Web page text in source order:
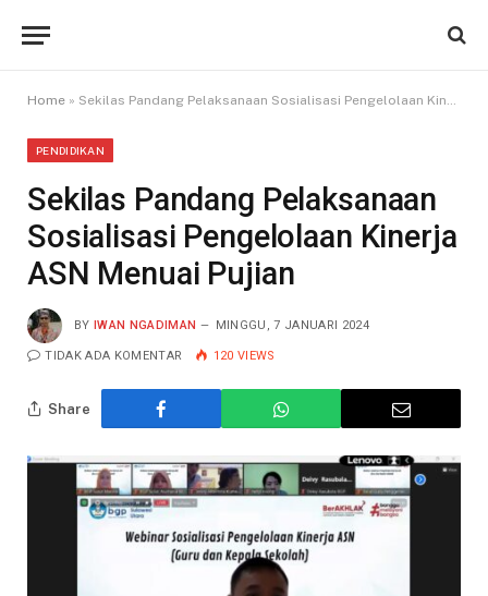
Home » Sekilas Pandang Pelaksanaan Sosialisasi Pengelolaan Kinerja ASN Menuai Pujian
PENDIDIKAN
Sekilas Pandang Pelaksanaan
Sosialisasi Pengelolaan Kinerja
ASN Menuai Pujian
BY IWAN NGADIMAN MINGGU, 7 JANUARI 2024
TIDAK ADA KOMENTAR 120 VIEWS
Share